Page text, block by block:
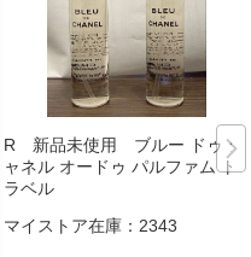
R 新品未使用 ブルー ドゥ シ
ャネル オードゥ パルファム ト
ラベル
マイストア在庫： 2343